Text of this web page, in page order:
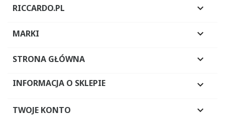
RICCARDO.PL 
MARKI 
STRONA GŁÓWNA 
INFORMACJA O SKLEPIE 
TWOJE KONTO 